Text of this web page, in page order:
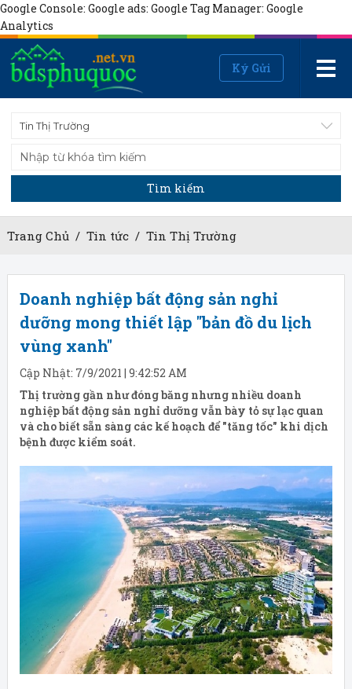
Google Console: Google ads: Google Tag Manager: Google
Analytics
Ký Gửi
Tin Thị Trường
Tìm kiếm
Trang Chủ/ Tin tức/ Tin Thị Trường
Doanh nghiệp bất động sản nghỉ
dưỡng mong thiết lập "bản đồ du lịch
vùng xanh"
Cập Nhật: 7/9/2021 | 9:42:52 AM
Thị trường gần như đóng băng nhưng nhiều doanh
nghiệp bất động sản nghỉ dưỡng vẫn bày tỏ sự lạc quan
và cho biết sẵn sàng các kế hoạch để "tăng tốc" khi dịch
bệnh được kiểm soát.